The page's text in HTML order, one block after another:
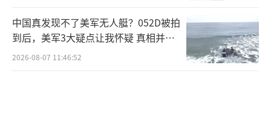
中国真发现不了美军无人艇？052D被拍
到后，美军3大疑点让我怀疑 真相并非
如此
2026-08-07 11:46:52